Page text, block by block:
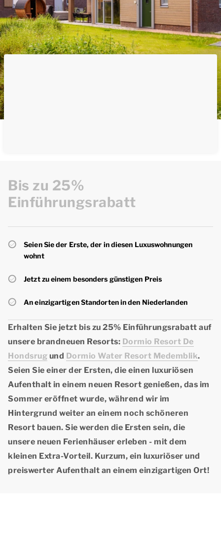
Bis zu 25%
Einführungsrabatt
Seien Sie der Erste, der in diesen Luxuswohnungen
wohnt
Jetzt zu einem besonders günstigen Preis
An einzigartigen Standorten in den Niederlanden
Erhalten Sie jetzt bis zu 25% Einführungsrabatt auf
unsere brandneuen Resorts: Dormio Resort De
Hondsrug und Dormio Water Resort Medemblik.
Seien Sie einer der Ersten, die einen luxuriösen
Aufenthalt in einem neuen Resort genießen, das im
Sommer eröffnet wurde, während wir im
Hintergrund weiter an einem noch schöneren
Resort bauen. Sie werden die Ersten sein, die
unsere neuen Ferienhäuser erleben - mit dem
kleinen Extra-Vorteil. Kurzum, ein luxuriöser und
preiswerter Aufenthalt an einem einzigartigen Ort!